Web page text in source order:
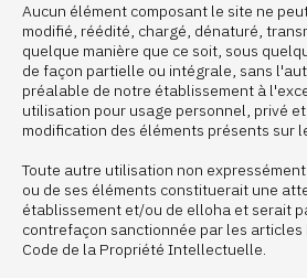
Aucun élément composant le site ne
modifié, réédité, chargé, dénaturé,
quelque manière que ce soit, sous
de façon partielle ou intégrale, sans
préalable de notre établissement à
utilisation pour usage personnel, privé
modification des éléments présents sur
Toute autre utilisation non
ou de ses éléments constituerait une
établissement et/ou de elloha et serait
contrefaçon sanctionnée par les articles
Code de la Propriété Intellectuelle.